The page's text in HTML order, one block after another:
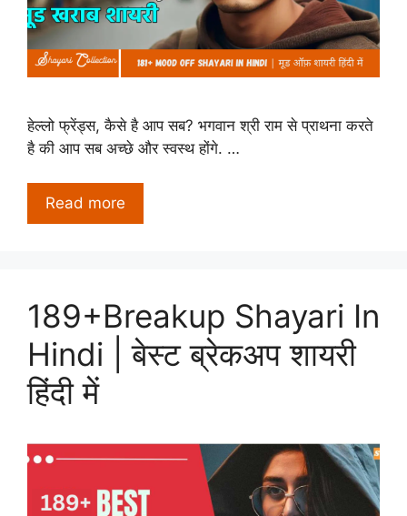
हेल्लो फ्रेंड्स, कैसे है आप सब? भगवान श्री राम से प्राथना करते
है की आप सब अच्छे और स्वस्थ होंगे. …
Read more
189+Breakup Shayari In
Hindi | बेस्ट ब्रेकअप शायरी
हिंदी में